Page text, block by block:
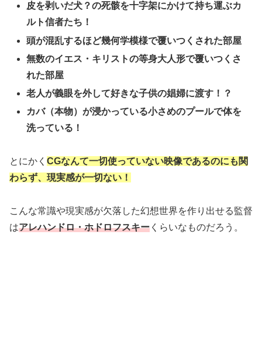
皮を剥いだ犬？の死骸を十字架にかけて持ち運ぶカ
ルト信者たち！
頭が混乱するほど幾何学模様で覆いつくされた部屋
無数のイエス・キリストの等身大人形で覆いつくさ
れた部屋
老人が義眼を外して好きな子供の娼婦に渡す！？
カバ（本物）が浸かっている小さめのプールで体を
洗っている！
とにかく CGなんて一切使っていない映像であるのにも関
わらず、現実感が一切ない！
こんな常識や現実感が欠落した幻想世界を作り出せる監督
はアレハンドロ・ホドロフスキー くらいなものだろう。